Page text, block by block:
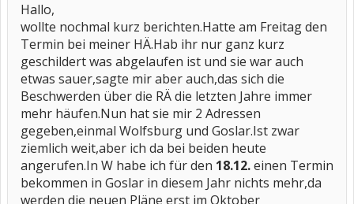
Hallo,
wollte nochmal kurz berichten.Hatte am Freitag den
Termin bei meiner HÄ.Hab ihr nur ganz kurz
geschildert was abgelaufen ist und sie war auch
etwas sauer,sagte mir aber auch,das sich die
Beschwerden über die RÄ die letzten Jahre immer
mehr häufen.Nun hat sie mir 2 Adressen
gegeben,einmal Wolfsburg und Goslar.Ist zwar
ziemlich weit,aber ich da bei beiden heute
angerufen.In W habe ich für den 18.12.einen Termin
bekommen in Goslar in diesem Jahr nichts mehr,da
werden die neuen Pläne erst im Oktober